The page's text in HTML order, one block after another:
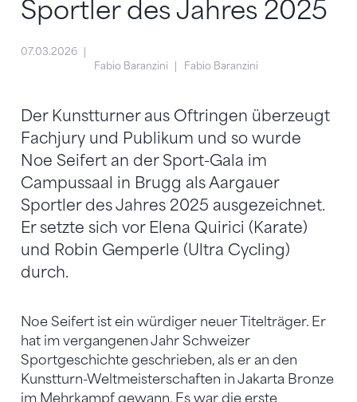
Sportler des Jahres 2025
07.03.2026
Fabio Baranzini
Fabio Baranzini
Der Kunstturner aus Oftringen überzeugt
Fachjury und Publikum und so wurde
Noe Seifert an der Sport-Gala im
Campussaal in Brugg als Aargauer
Sportler des Jahres 2025 ausgezeichnet.
Er setzte sich vor Elena Quirici (Karate)
und Robin Gemperle (Ultra Cycling)
durch.
Noe Seifert ist ein würdiger neuer Titelträger. Er
hat im vergangenen Jahr Schweizer
Sportgeschichte geschrieben, als er an den
Kunstturn-Weltmeisterschaften in Jakarta Bronze
im Mehrkampf gewann. Es war die erste